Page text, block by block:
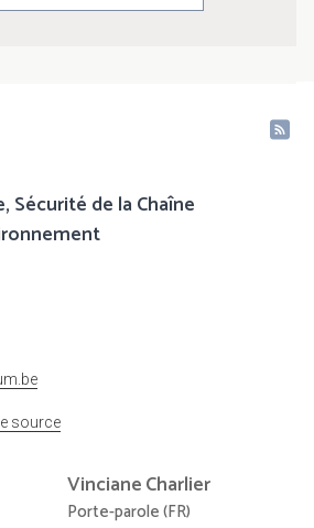
Sécurité de la Chaîne
source
VincianeCharlier
Porte-parole (FR)